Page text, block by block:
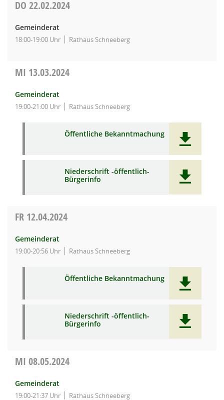
DO 22.02.2024
Gemeinderat
18:00-19:00 Uhr Rathaus Schneeberg
MI 13.03.2024
Gemeinderat
19:00-21:00 Uhr Rathaus Schneeberg
Öffentliche Bekanntmachung
Niederschrift -öffentlich-
Bürgerinfo
FR 12.04.2024
Gemeinderat
19:00-20:56 Uhr Rathaus Schneeberg
Öffentliche Bekanntmachung
Niederschrift -öffentlich-
Bürgerinfo
MI 08.05.2024
Gemeinderat
19:00-21:37 Uhr Rathaus Schneeberg